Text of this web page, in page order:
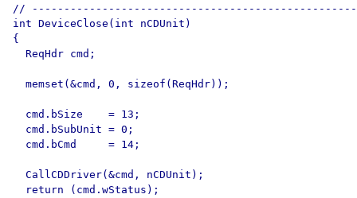
// ---------------------------------------------------
int DeviceClose(int nCDUnit)
{
  ReqHdr cmd;
  memset(&cmd, 0, sizeof(ReqHdr));
  cmd.bSize    = 13;
  cmd.bSubUnit = 0;
  cmd.bCmd     = 14;
  CallCDDriver(&cmd, nCDUnit);
  return (cmd.wStatus);